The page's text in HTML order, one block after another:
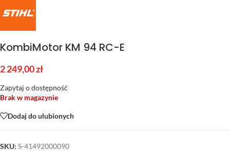
KombiMotor KM 94 RC-E
2 249,00zł
Zapytaj o dostępność
Brak w magazynie
Dodaj do ulubionych
SKU: S-41492000090